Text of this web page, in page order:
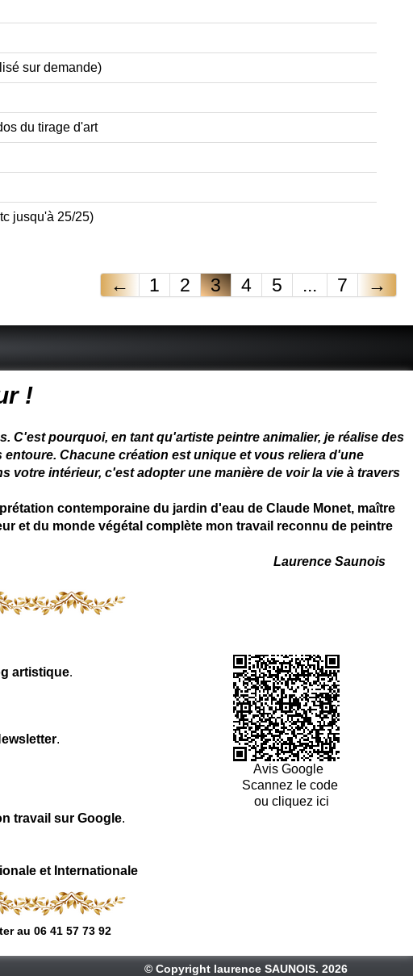
sur demande)
du tirage d'art
jusqu'à 25/25)
← 1 2 3 4 5 ... 7 →
!
pourquoi, en tant qu'artiste peintre animalier, je réalise des
Chacune création est unique et vous reliera d'une
votre intérieur, c'est adopter une manière de voir la vie à travers
contemporaine du jardin d'eau de Claude Monet, maître
et du monde végétal complète mon travail reconnu de peintre
Laurence Saunois
artistique.
.
travail sur Google.
Avis Google
Scannez le code
ou cliquez ici
et Internationale
au 06 41 57 73 92
© Copyright laurence SAUNOIS. 2026